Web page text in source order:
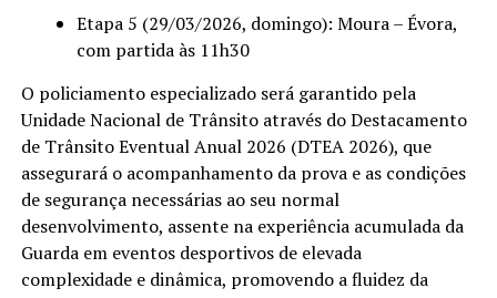
Etapa 5 (29/03/2026, domingo): Moura – Évora,
com partida às 11h30
O policiamento especializado será garantido pela
Unidade Nacional de Trânsito através do Destacamento
de Trânsito Eventual Anual 2026 (DTEA 2026), que
assegurará o acompanhamento da prova e as condições
de segurança necessárias ao seu normal
desenvolvimento, assente na experiência acumulada da
Guarda em eventos desportivos de elevada
complexidade e dinâmica, promovendo a fluidez da